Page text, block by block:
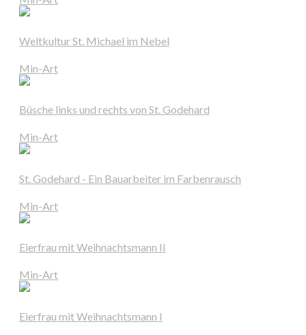
Weltkultur St. Michael im Nebel
Min-Art
Büsche links und rechts von St. Godehard
Min-Art
St. Godehard - Ein Bauarbeiter im Farbenrausch
Min-Art
Eierfrau mit Weihnachtsmann II
Min-Art
Eierfrau mit Weihnachtsmann I